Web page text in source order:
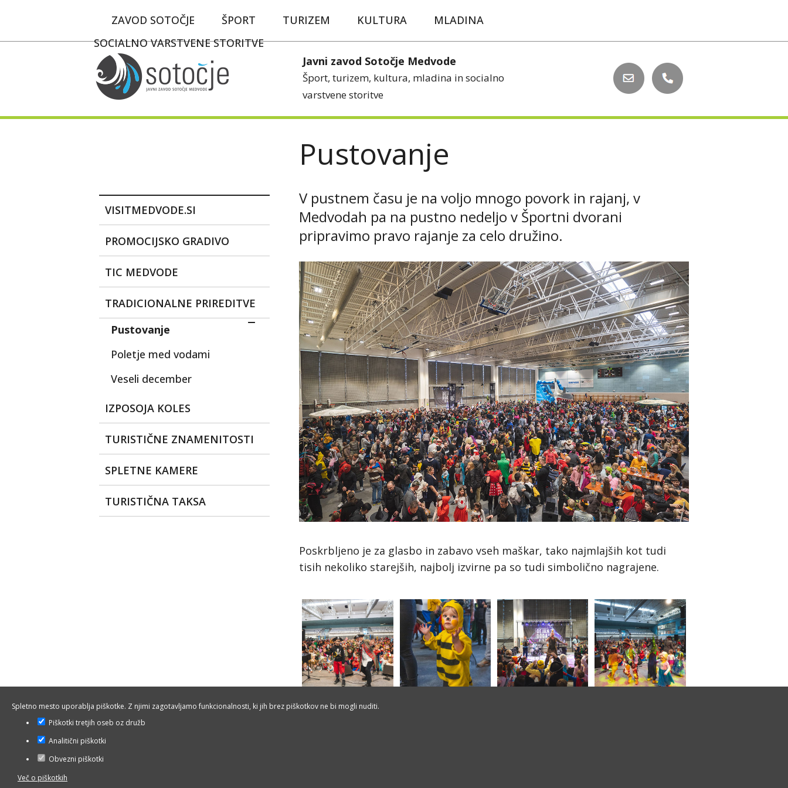
ZAVOD SOTOČJE ŠPORT TURIZEM KULTURA
MLADINA
SOCIALNO VARSTVENE STORITVE
Javni zavod Sotočje Medvode
Šport, turizem, kultura, mladina in socialno
varstvene storitve
VISITMEDVODE.SI
PROMOCIJSKO GRADIVO
TIC MEDVODE
TRADICIONALNE PRIREDITVE
Pustovanje
Poletje med vodami
Veseli december
IZPOSOJA KOLES
TURISTIČNE ZNAMENITOSTI
SPLETNE KAMERE
TURISTIČNA TAKSA
Pustovanje
V pustnem času je na voljo mnogo povork in rajanj, v
Medvodah pa na pustno nedeljo v Športni dvorani
pripravimo pravo rajanje za celo družino.
Poskrbljeno je za glasbo in zabavo vseh maškar, tako najmlajših kot tudi
tisih nekoliko starejših, najbolj izvirne pa so tudi simbolično nagrajene.
Spletno mesto uporablja piškotke. Z njimi zagotavljamo funkcionalnosti, ki jih brez piškotkov ne bi mogli nuditi.
Piškotki tretjih oseb oz družb
Analitični piškotki
Obvezni piškotki
Več o piškotkih